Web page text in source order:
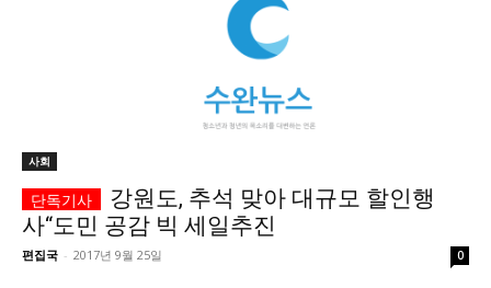
사회
강원도, 추석 맞아 대규모 할인행
사“도민 공감 빅 세일추진
편집국 - 2017년 9월 25일 0